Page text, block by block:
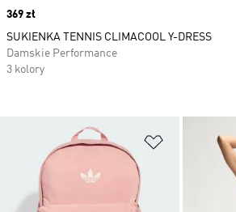
Dodaj do
Price
369 zł
SUKIENKA TENNIS CLIMACOOL Y-DRESS
Damskie Performance
3 kolory